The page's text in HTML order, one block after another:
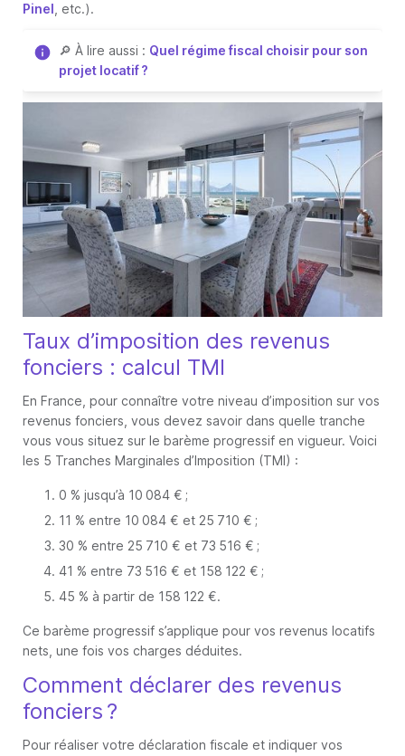
Pinel , etc.).
🔎 À lire aussi : Quel régime fiscal choisir pour son
projet locatif ?
Taux d’imposition des revenus
fonciers : calcul TMI
En France, pour connaître votre niveau d’imposition sur vos
revenus fonciers, vous devez savoir dans quelle tranche
vous vous situez sur le barème progressif en vigueur. Voici
les 5 Tranches Marginales d’Imposition (TMI) :
0 % jusqu’à 10 084 € ;
11 % entre 10 084 € et 25 710 € ;
30 % entre 25 710 € et 73 516 € ;
41 % entre 73 516 € et 158 122 € ;
45 % à partir de 158 122 €.
Ce barème progressif s’applique pour vos revenus locatifs
nets, une fois vos charges déduites.
Comment déclarer des revenus
fonciers ?
Pour réaliser votre déclaration fiscale et indiquer vos